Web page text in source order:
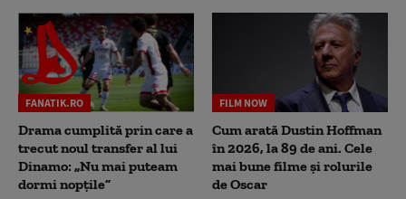
FANATIK.RO
Drama cumplită prin care a
trecut noul transfer al lui
Dinamo: „Nu mai puteam
dormi nopțile”
FILM NOW
Cum arată Dustin Hoffman
în 2026, la 89 de ani. Cele
mai bune filme și rolurile
de Oscar